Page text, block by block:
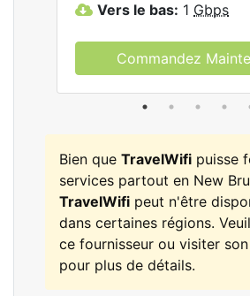
Vers le bas: 1 Gbps
Commandez
Bien que TravelWifi puisse
services partout en New
TravelWifi peut n'être
dans certaines régions.
ce fournisseur ou visiter
pour plus de détails.